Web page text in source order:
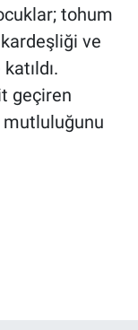
tohum
ve
geçiren